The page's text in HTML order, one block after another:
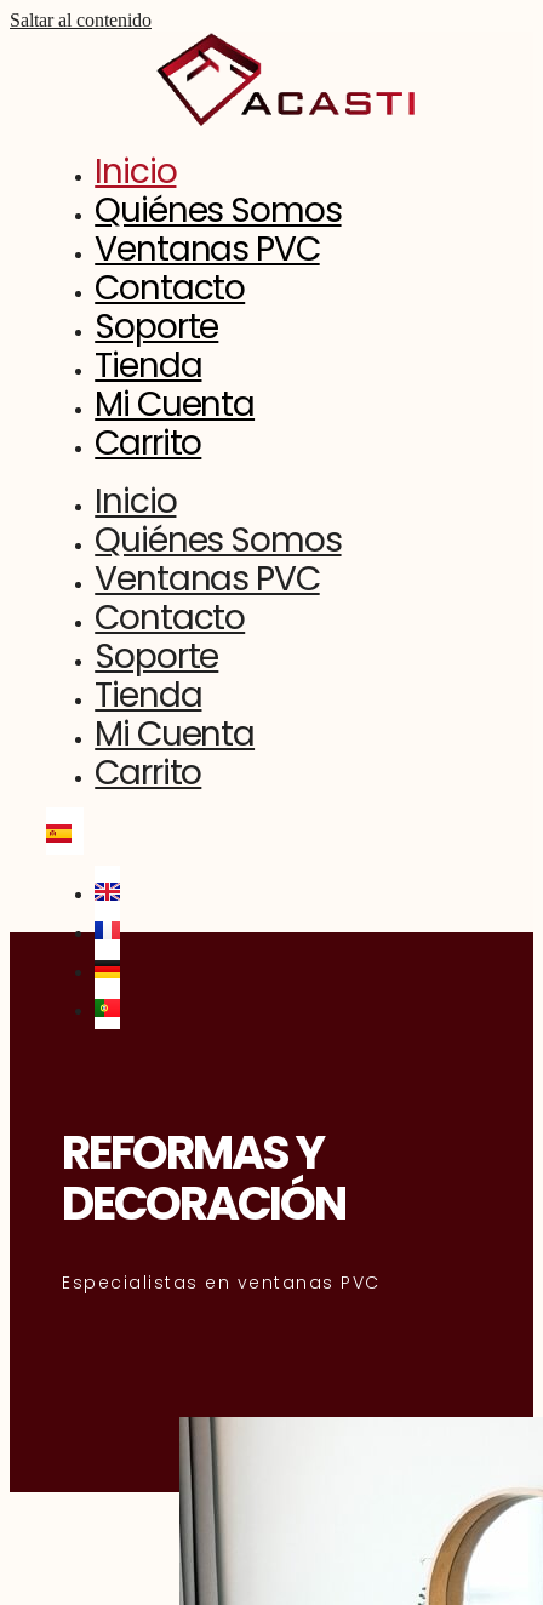
Saltar al contenido
Inicio
Quiénes Somos
Ventanas PVC
Contacto
Soporte
Tienda
Mi Cuenta
Carrito
Inicio
Quiénes Somos
Ventanas PVC
Contacto
Soporte
Tienda
Mi Cuenta
Carrito
REFORMAS Y
DECORACIÓN
Especialistas en ventanas PVC